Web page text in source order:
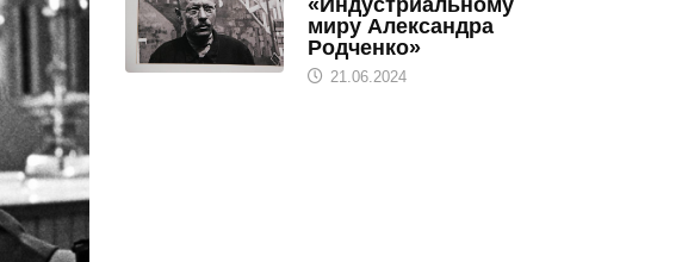
миру Александра
Родченко»
21.06.2024